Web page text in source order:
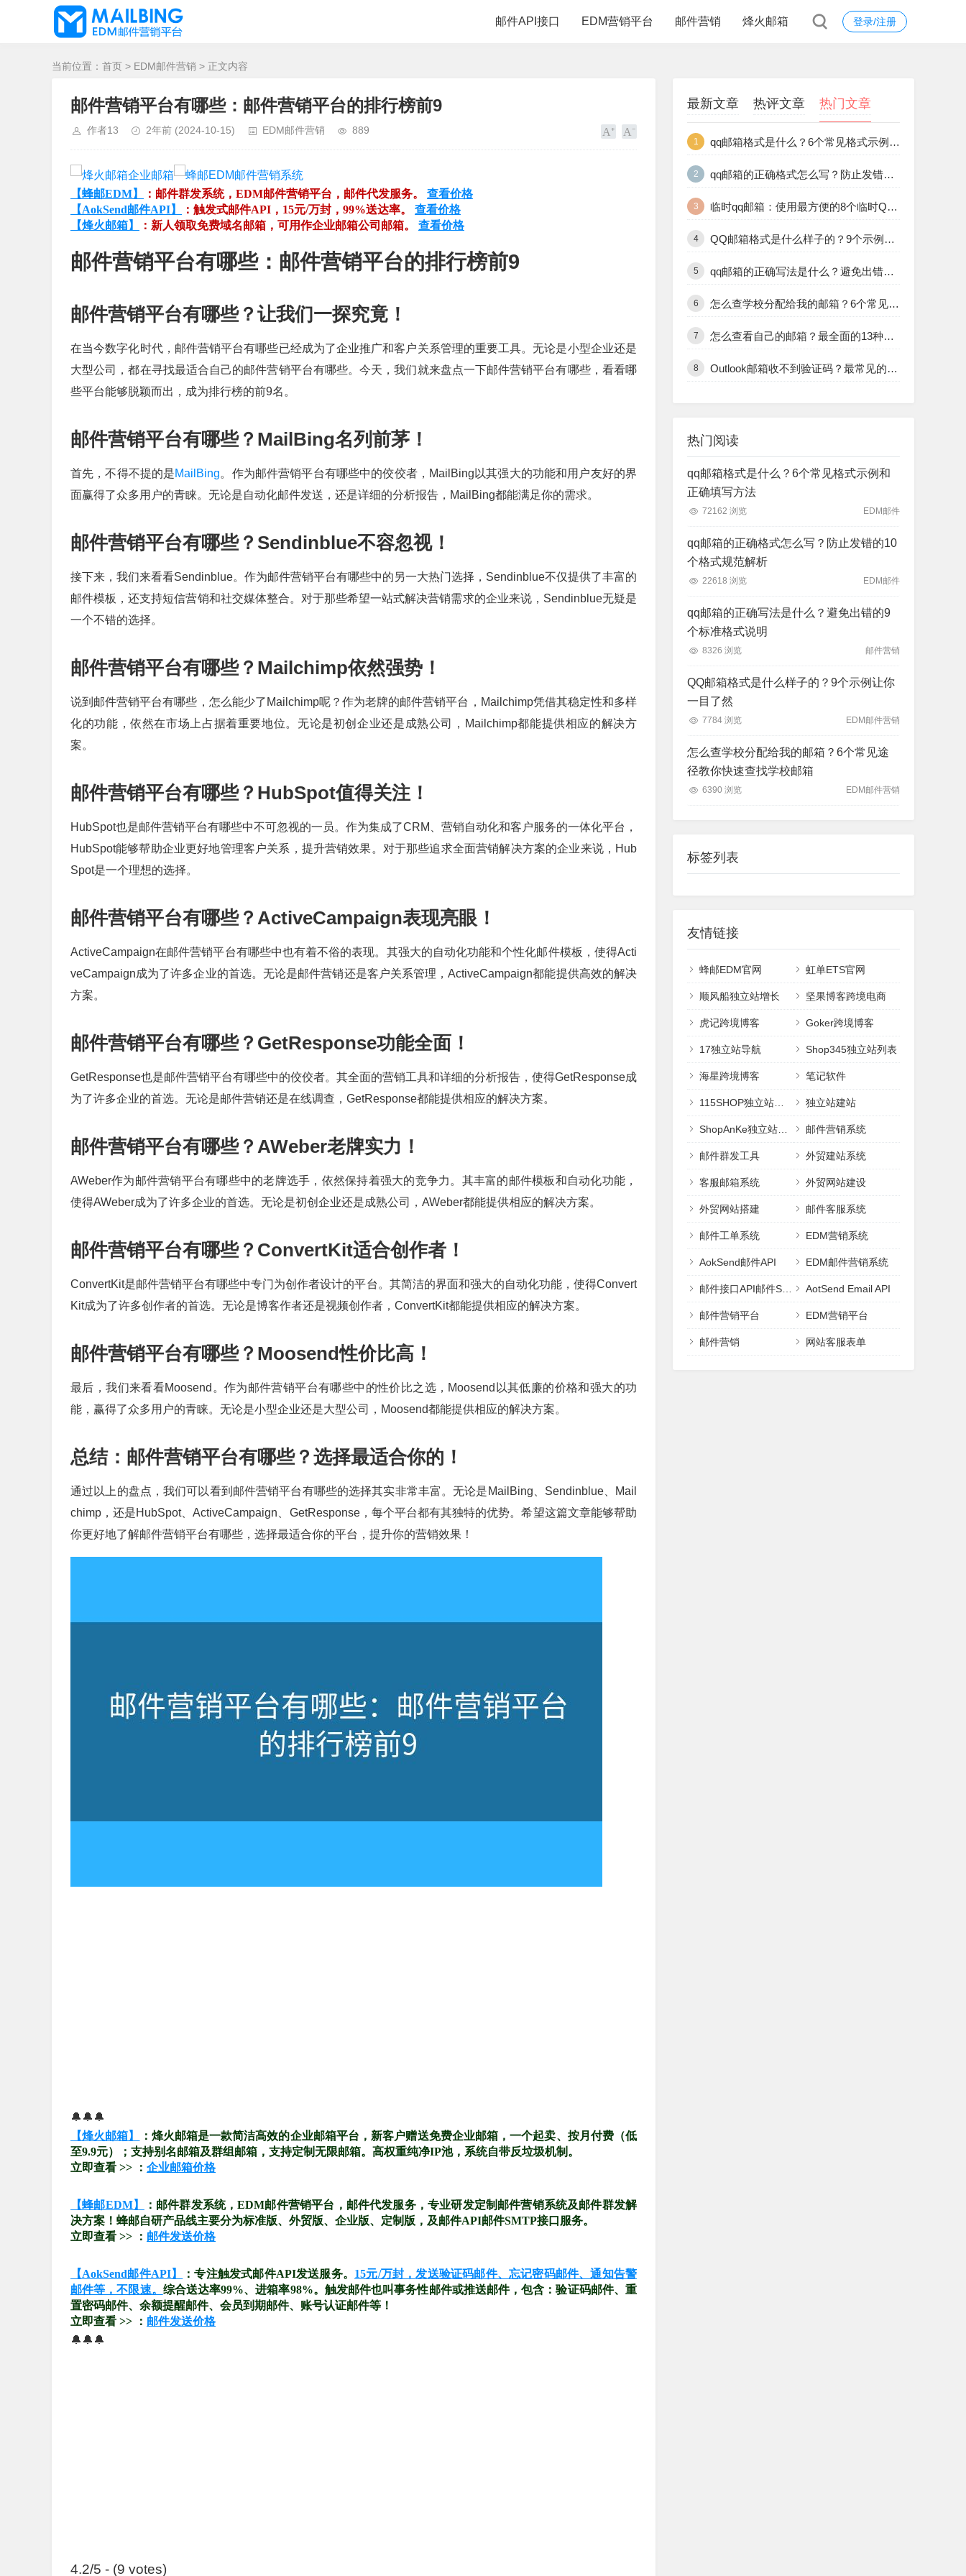
登录/注册
邮件API接口 EDM营销平台 邮件营销 烽火邮箱
当前位置： 首页 > EDM邮件营销 > 正文内容
邮件营销平台有哪些：邮件营销平台的排行榜前9
作者13 2年前 (2024-10-15) EDM邮件营销 889
【蜂邮EDM】 ：邮件群发系统，EDM邮件营销平台，邮件代发服务。 查看价格
【AokSend邮件API】
：触发式邮件API，15元/万封，99%送达率。 查看价格
【烽火邮箱】
：新人领取免费域名邮箱，可用作企业邮箱公司邮箱。 查看价格
邮件营销平台有哪些：邮件营销平台的排行榜前9
邮件营销平台有哪些？让我们一探究竟！
在当今数字化时代，邮件营销平台有哪些已经成为了企业推广和客户关系管理的重要工具。无论是小型企业还是
大型公司，都在寻找最适合自己的邮件营销平台有哪些。今天，我们就来盘点一下邮件营销平台有哪些，看看哪
些平台能够脱颖而出，成为排行榜的前9名。
邮件营销平台有哪些？MailBing名列前茅！
首先，不得不提的是MailBing。作为邮件营销平台有哪些中的佼佼者，MailBing以其强大的功能和用户友好的界
面赢得了众多用户的青睐。无论是自动化邮件发送，还是详细的分析报告，MailBing都能满足你的需求。
邮件营销平台有哪些？Sendinblue不容忽视！
接下来，我们来看看Sendinblue。作为邮件营销平台有哪些中的另一大热门选择，Sendinblue不仅提供了丰富的
邮件模板，还支持短信营销和社交媒体整合。对于那些希望一站式解决营销需求的企业来说，Sendinblue无疑是
一个不错的选择。
邮件营销平台有哪些？Mailchimp依然强势！
说到邮件营销平台有哪些，怎么能少了Mailchimp呢？作为老牌的邮件营销平台，Mailchimp凭借其稳定性和多样
化的功能，依然在市场上占据着重要地位。无论是初创企业还是成熟公司，Mailchimp都能提供相应的解决方
案。
邮件营销平台有哪些？HubSpot值得关注！
HubSpot也是邮件营销平台有哪些中不可忽视的一员。作为集成了CRM、营销自动化和客户服务的一体化平台，
HubSpot能够帮助企业更好地管理客户关系，提升营销效果。对于那些追求全面营销解决方案的企业来说，Hub
Spot是一个理想的选择。
邮件营销平台有哪些？ActiveCampaign表现亮眼！
ActiveCampaign在邮件营销平台有哪些中也有着不俗的表现。其强大的自动化功能和个性化邮件模板，使得Acti
veCampaign成为了许多企业的首选。无论是邮件营销还是客户关系管理，ActiveCampaign都能提供高效的解决
方案。
邮件营销平台有哪些？GetResponse功能全面！
GetResponse也是邮件营销平台有哪些中的佼佼者。其全面的营销工具和详细的分析报告，使得GetResponse成
为了许多企业的首选。无论是邮件营销还是在线调查，GetResponse都能提供相应的解决方案。
邮件营销平台有哪些？AWeber老牌实力！
AWeber作为邮件营销平台有哪些中的老牌选手，依然保持着强大的竞争力。其丰富的邮件模板和自动化功能，
使得AWeber成为了许多企业的首选。无论是初创企业还是成熟公司，AWeber都能提供相应的解决方案。
邮件营销平台有哪些？ConvertKit适合创作者！
ConvertKit是邮件营销平台有哪些中专门为创作者设计的平台。其简洁的界面和强大的自动化功能，使得Convert
Kit成为了许多创作者的首选。无论是博客作者还是视频创作者，ConvertKit都能提供相应的解决方案。
邮件营销平台有哪些？Moosend性价比高！
最后，我们来看看Moosend。作为邮件营销平台有哪些中的性价比之选，Moosend以其低廉的价格和强大的功
能，赢得了众多用户的青睐。无论是小型企业还是大型公司，Moosend都能提供相应的解决方案。
总结：邮件营销平台有哪些？选择最适合你的！
通过以上的盘点，我们可以看到邮件营销平台有哪些的选择其实非常丰富。无论是MailBing、Sendinblue、Mail
chimp，还是HubSpot、ActiveCampaign、GetResponse，每个平台都有其独特的优势。希望这篇文章能够帮助
你更好地了解邮件营销平台有哪些，选择最适合你的平台，提升你的营销效果！
🔔🔔🔔
【烽火邮箱】
：烽火邮箱是一款简洁高效的企业邮箱平台，新客户赠送免费企业邮箱，一个起卖、按月付费（低
至9.9元）；支持别名邮箱及群组邮箱，支持定制无限邮箱。高权重纯净IP池，系统自带反垃圾机制。
立即查看 >> ： 企业邮箱价格
【蜂邮EDM】
：邮件群发系统，EDM邮件营销平台，邮件代发服务，专业研发定制邮件营销系统及邮件群发解
决方案！蜂邮自研产品线主要分为标准版、外贸版、企业版、定制版，及邮件API邮件SMTP接口服务。
立即查看 >> ： 邮件发送价格
【AokSend邮件API】 ：专注触发式邮件API发送服务。 15元/万封，发送验证码邮件、忘记密码邮件、通知告警
邮件等，不限速。 综合送达率99%、进箱率98%。触发邮件也叫事务性邮件或推送邮件，包含：验证码邮件、重
置密码邮件、余额提醒邮件、会员到期邮件、账号认证邮件等！
立即查看 >> ： 邮件发送价格
🔔🔔🔔
4.2/5 - (9 votes)
最新文章 热评文章 热门文章
1 qq邮箱格式是什么？6个常见格式示例和正确填写方法
2 qq邮箱的正确格式怎么写？防止发错的10个格式规范解析
3 临时qq邮箱：使用最方便的8个临时QQ邮箱工具推荐合集
4 QQ邮箱格式是什么样子的？9个示例让你一目了然
5 qq邮箱的正确写法是什么？避免出错的9个标准格式说明
6 怎么查学校分配给我的邮箱？6个常见途径教你快速查找学校邮箱
7 怎么查看自己的邮箱？最全面的13种邮箱查看方式和技巧
8 Outlook邮箱收不到验证码？最常见的12个原因及解决办法
热门阅读
qq邮箱格式是什么？6个常见格式示例和
正确填写方法
72162 浏览 EDM邮件
qq邮箱的正确格式怎么写？防止发错的10
个格式规范解析
22618 浏览 EDM邮件
qq邮箱的正确写法是什么？避免出错的9
个标准格式说明
8326 浏览 邮件营销
QQ邮箱格式是什么样子的？9个示例让你
一目了然
7784 浏览 EDM邮件营销
怎么查学校分配给我的邮箱？6个常见途
径教你快速查找学校邮箱
6390 浏览 EDM邮件营销
标签列表
友情链接
蜂邮EDM官网 虹单ETS官网
顺风船独立站增长 坚果博客跨境电商
虎记跨境博客 Goker跨境博客
17独立站导航 Shop345独立站列表
海星跨境博客 笔记软件
115SHOP独立站建站 独立站建站
ShopAnKe独立站建站 邮件营销系统
邮件群发工具 外贸建站系统
客服邮箱系统 外贸网站建设
外贸网站搭建 邮件客服系统
邮件工单系统 EDM营销系统
AokSend邮件API EDM邮件营销系统
邮件接口API邮件SMTP AotSend Email API
邮件营销平台 EDM营销平台
邮件营销 网站客服表单